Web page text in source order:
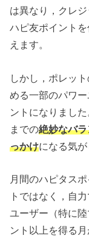
は異なり，クレ
ハピ友ポイント
えます。
しかし，ポレッ
める一部のパワ
ントになりまし
までの絶妙なバ
っかけになる気が
月間のハピタス
トではなく，自
ユーザー（特に
ント以上を得る月